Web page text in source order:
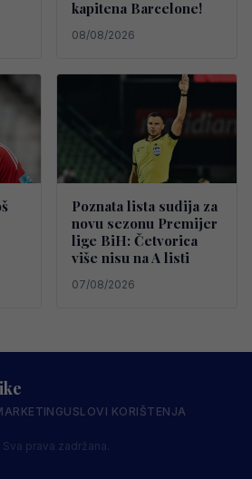
kapitena Barcelone!
08/08/2026
Poznata lista sudija za
novu sezonu Premijer
lige BiH: Četvorica
više nisu na A listi
07/08/2026
USLOVI KORIŠTENJA
prava zadržana.